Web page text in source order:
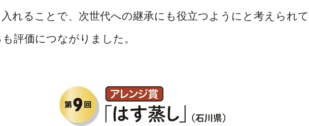
れることで、次世代への継承にも役立つようにと考えられ
評価につながりました。